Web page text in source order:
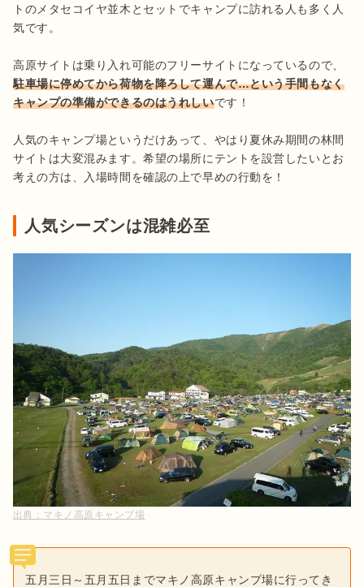
トのメタセコイヤ並木とセットでキャンプに訪れる人も多く人
気です。
高原サイトは乗り入れ可能のフリーサイトになっているので、
駐車場に停めてから荷物を降ろして運んで…という手間もなく
キャンプの準備ができるのはうれしいです！
人気のキャンプ場というだけあって、やはり夏休み期間の林間
サイトは大変混みます。希望の場所にテントを設営したいとお
人気シーズンは混雑必至
出典： マキノ高原キャンプ場
五月三日～五月五日までマキノ高原キャンプ場に行ってき